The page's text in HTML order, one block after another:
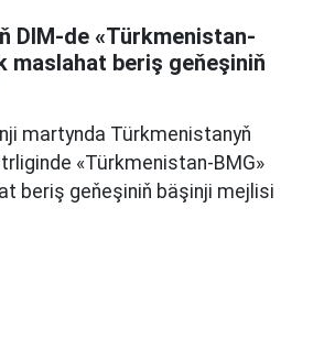
DIM-de «Türkmenistan-
maslahat beriş geňeşiniň
martynda Türkmenistanyň
«Türkmenistan-BMG»
beriş geňeşiniň bäşinji mejlisi